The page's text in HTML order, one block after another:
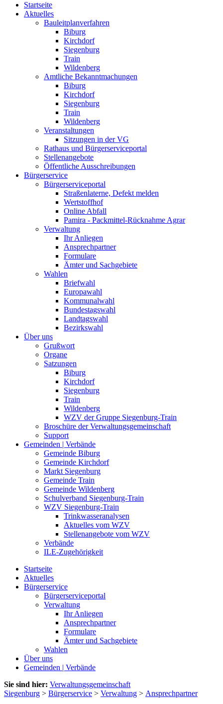
Startseite
Aktuelles
Bauleitplanverfahren
Biburg
Kirchdorf
Siegenburg
Train
Wildenberg
Amtliche Bekanntmachungen
Biburg
Kirchdorf
Siegenburg
Train
Wildenberg
Veranstaltungen
Sitzungen in der VG
Rathaus und Bürgerserviceportal
Stellenangebote
Öffentliche Ausschreibungen
Bürgerservice
Bürgerserviceportal
Straßenlaterne, Defekt melden
Wertstoffhof
Online Abfall
Pamira - Packmittel-Rücknahme Agrar
Verwaltung
Ihr Anliegen
Ansprechpartner
Formulare
Ämter und Sachgebiete
Wahlen
Briefwahl
Europawahl
Kommunalwahl
Bundestagswahl
Landtagswahl
Bezirkswahl
Über uns
Grußwort
Organe
Satzungen
Biburg
Kirchdorf
Siegenburg
Train
Wildenberg
WZV der Gruppe Siegenburg-Train
Broschüre der Verwaltungsgemeinschaft
Support
Gemeinden | Verbände
Gemeinde Biburg
Gemeinde Kirchdorf
Markt Siegenburg
Gemeinde Train
Gemeinde Wildenberg
Schulverband Siegenburg-Train
WZV Siegenburg-Train
Trinkwasseranalysen
Aktuelles vom WZV
Stellenangebote vom WZV
Verbände
ILE-Zugehörigkeit
Startseite
Aktuelles
Bürgerservice
Bürgerserviceportal
Verwaltung
Ihr Anliegen
Ansprechpartner
Formulare
Ämter und Sachgebiete
Wahlen
Über uns
Gemeinden | Verbände
Sie sind hier: Verwaltungsgemeinschaft
Siegenburg > Bürgerservice > Verwaltung > Ansprechpartner